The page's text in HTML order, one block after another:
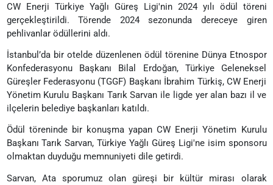
CW Enerji Türkiye Yağlı Güreş Ligi'nin 2024 yılı ödül töreni
gerçekleştirildi. Törende 2024 sezonunda dereceye giren
pehlivanlar ödüllerini aldı.
İstanbul’da bir otelde düzenlenen ödül törenine Dünya Etnospor
Konfederasyonu Başkanı Bilal Erdoğan, Türkiye Geleneksel
Güreşler Federasyonu (TGGF) Başkanı İbrahim Türkiş, CW Enerji
Yönetim Kurulu Başkanı Tarık Sarvan ile ligde yer alan bazı il ve
ilçelerin belediye başkanları katıldı.
Ödül töreninde bir konuşma yapan CW Enerji Yönetim Kurulu
Başkanı Tarık Sarvan, Türkiye Yağlı Güreş Ligi'ne isim sponsoru
olmaktan duyduğu memnuniyeti dile getirdi.
Sarvan, Ata sporumuz olan güreşi bir kültür mirası olarak